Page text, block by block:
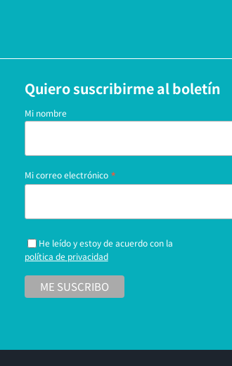
Quiero suscribirme al boletín
Mi nombre
Mi correo electrónico *
He leído y estoy de acuerdo con la
política de privacidad